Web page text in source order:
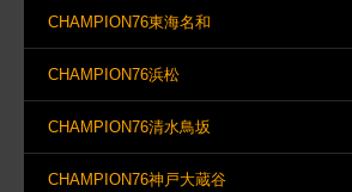
CHAMPION76東海名和
CHAMPION76浜松
CHAMPION76清水鳥坂
CHAMPION76神戸大蔵谷